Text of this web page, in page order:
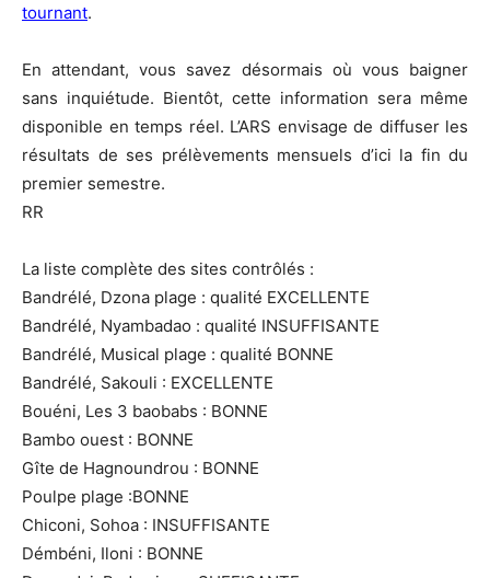
tournant.
En attendant, vous savez désormais où vous baigner
sans inquiétude. Bientôt, cette information sera même
disponible en temps réel. L’ARS envisage de diffuser les
résultats de ses prélèvements mensuels d’ici la fin du
premier semestre.
RR
La liste complète des sites contrôlés :
Bandrélé, Dzona plage : qualité EXCELLENTE
Bandrélé, Nyambadao : qualité INSUFFISANTE
Bandrélé, Musical plage : qualité BONNE
Bandrélé, Sakouli : EXCELLENTE
Bouéni, Les 3 baobabs : BONNE
Bambo ouest : BONNE
Gîte de Hagnoundrou : BONNE
Poulpe plage :BONNE
Chiconi, Sohoa : INSUFFISANTE
Démbéni, Iloni : BONNE